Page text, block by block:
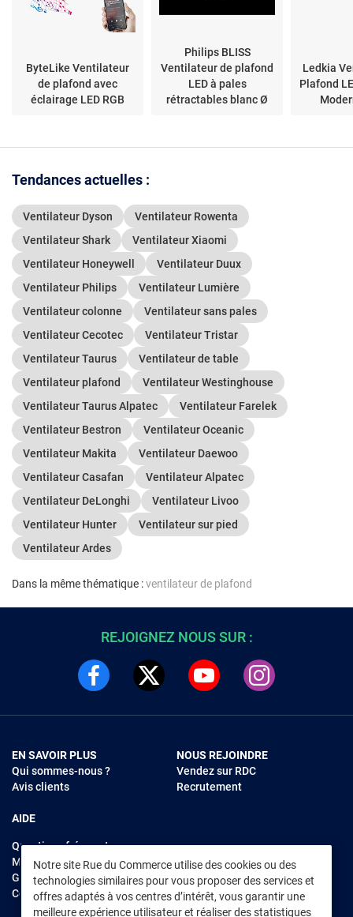
ByteLike Ventilateur
de plafond avec
éclairage LED RGB
Philips BLISS
Ventilateur de plafond
LED à pales
rétractables blanc Ø
Ledkia
Plafond
Tendances actuelles :
Ventilateur Dyson
Ventilateur Rowenta
Ventilateur Shark
Ventilateur Xiaomi
Ventilateur Honeywell
Ventilateur Duux
Ventilateur Philips
Ventilateur Lumière
Ventilateur colonne
Ventilateur sans pales
Ventilateur Cecotec
Ventilateur Tristar
Ventilateur Taurus
Ventilateur de table
Ventilateur plafond
Ventilateur Westinghouse
Ventilateur Taurus Alpatec
Ventilateur Farelek
Ventilateur Bestron
Ventilateur Oceanic
Ventilateur Makita
Ventilateur Daewoo
Ventilateur Casafan
Ventilateur Alpatec
Ventilateur DeLonghi
Ventilateur Livoo
Ventilateur Hunter
Ventilateur sur pied
Ventilateur Ardes
Dans la même thématique :ventilateur de plafond
Notre site Rue du Commerce utilise des cookies ou des
technologies similaires pour vous proposer des services et
offres adaptés à vos centres d’intérêt, vous garantir une
meilleure expérience utilisateur et réaliser des statistiques
REJOIGNEZ NOUS SUR :
EN SAVOIR PLUS
Qui sommes-nous ?
Avis clients
AIDE
Questions fréquentes
Modes de règlements
Garantie et retours
Contacter Rue du Commerce
NOUS REJOINDRE
Vendez sur RDC
Recrutement